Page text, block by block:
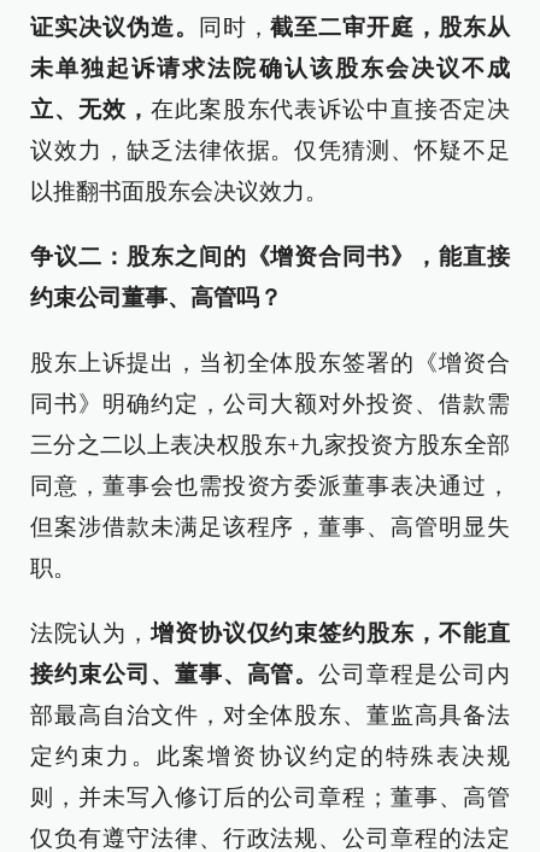
证实决议伪造。
同时，截至二审开庭，股东从
未单独起诉请求法院确认该股东会决议不成
立、无效， 在此案股东代表诉讼中直接否定决
议效力，缺乏法律依据。仅凭猜测、怀疑不足
以推翻书面股东会决议效力。
争议二：股东之间的《增资合同书》，能直接
约束公司董事、高管吗？
股东上诉提出，当初全体股东签署的《增资合
同书》明确约定，公司大额对外投资、借款需
三分之二以上表决权股东+九家投资方股东全部
同意，董事会也需投资方委派董事表决通过，
但案涉借款未满足该程序，董事、高管明显失
职。
法院认为，增资协议仅约束签约股东，不能直
接约束公司、董事、高管。公司章程是公司内
部最高自治文件，对全体股东、董监高具备法
定约束力。此案增资协议约定的特殊表决规
则，并未写入修订后的公司章程；董事、高管
仅负有遵守法律、行政法规、公司章程的法定